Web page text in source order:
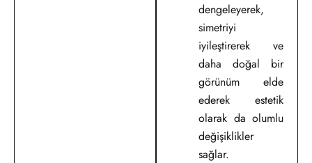
dengeleyerek,
simetriyi
iyileştirerek ve
daha doğal bir
görünüm elde
ederek estetik
olarak da olumlu
değişiklikler
sağlar.